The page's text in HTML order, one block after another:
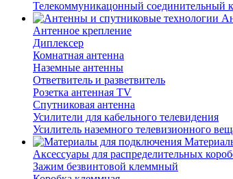
Телекоммуникацонный соединительный
Антенное крепление
Диплексер
Комнатная антенна
Наземные антенны
Ответвитель и разветвитель
Розетка антенная TV
Спутниковая антенна
Усилители для кабельного телевидения
Усилитель наземного телевизионного
Аксессуары для распределительных
Зажим безвинтовой клеммный